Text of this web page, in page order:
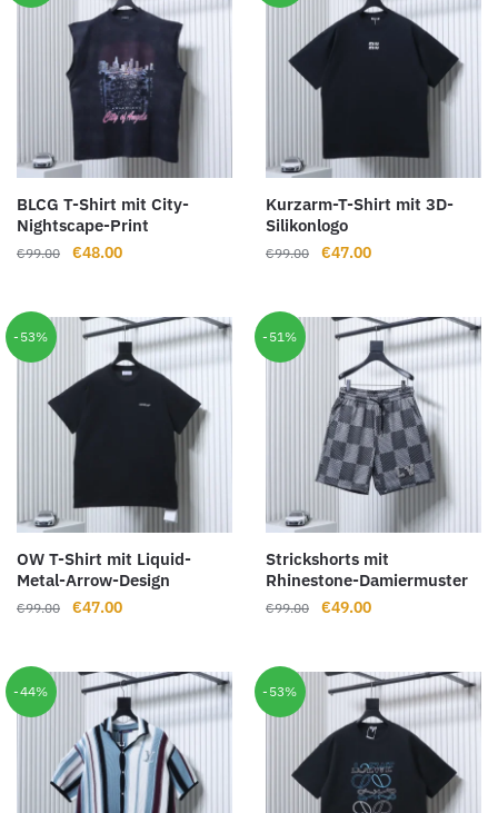
BLCG T-Shirt mit City-
Nightscape-Print
€99.00
Ursprünglicher
€99.00
€48.00Aktueller
€48.00.
Kurzarm-T-Shirt mit 3D-
Silikonlogo
€99.00
Ursprünglicher
€99.00
€47.00Aktueller
€47.00.
-53%
OW T-Shirt mit Liquid-
Metal-Arrow-Design
€99.00
Ursprünglicher
€99.00
€47.00Aktueller
€47.00.
-51%
Strickshorts mit
Rhinestone-Damiermuster
€99.00
Ursprünglicher
€99.00
€49.00Aktueller
€49.00.
-44% -53%